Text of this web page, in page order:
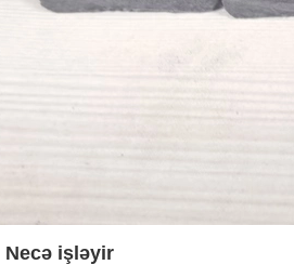
Necə işləyir